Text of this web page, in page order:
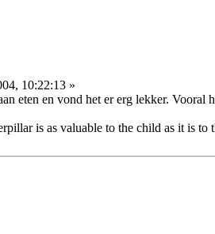
10:22:13 »
eten en vond het er erg lekker. Vooral
is as valuable to the child as it is to